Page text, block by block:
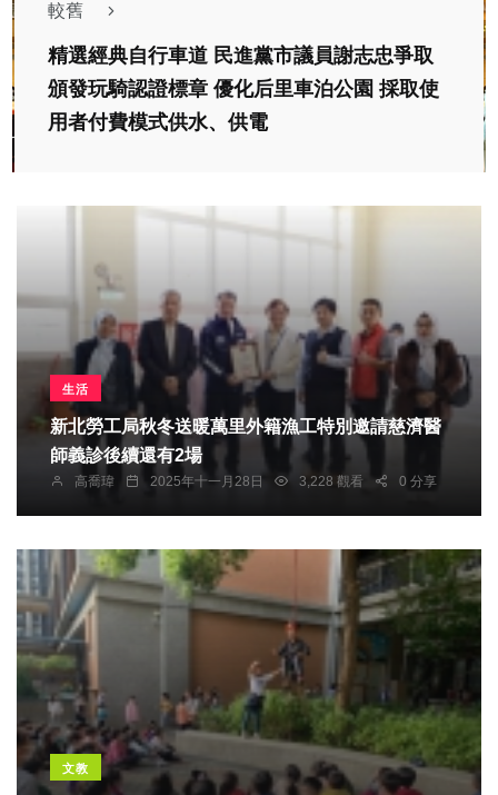
較舊
精選經典自行車道 民進黨市議員謝志忠爭取
頒發玩騎認證標章 優化后里車泊公園 採取使
用者付費模式供水、供電
生活
新北勞工局秋冬送暖萬里外籍漁工特別邀請慈濟醫
師義診後續還有2場
高喬瑋 2025年十一月28日 3,228 觀看 0 分享
文教